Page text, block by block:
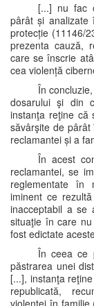
[...] nu fac
pârât și
protecție (11146/
prezenta cauză,
care se înscrie
cea violență
În
dosarului şi din
instanţa reţine că
săvârşite de
reclamantei și a
În acest
reclamantei, se
reglementate în
iminent ce
inacceptabil a se
situaţie în care
fost edictate
În ceea ce
păstrarea unei
[...], instanţa
republicată,
violenţei în familie